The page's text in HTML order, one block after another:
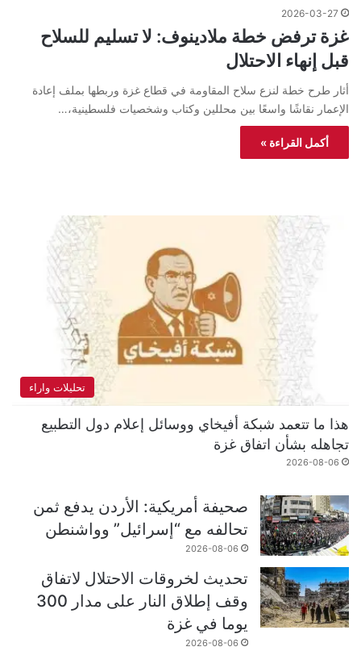
2026-03-27
غزة ترفض خطة ملادينوف: لا تسليم للسلاح
قبل إنهاء الاحتلال
أثار طرح خطة لنزع سلاح المقاومة في قطاع غزة وربطها بملف إعادة
الإعمار نقاشًا واسعًا بين محللين وكتاب وشخصيات فلسطينية،…
أكمل القراءة »
تحليلات واراء
هذا ما تتعمد شبكة أفيخاي ووسائل إعلام دول التطبيع
تجاهله بشأن اتفاق غزة
2026-08-06
صحيفة أمريكية: الأردن يدفع ثمن
تحالفه مع “إسرائيل” وواشنطن
2026-08-06
تحديث لخروقات الاحتلال لاتفاق
وقف إطلاق النار على مدار 300
يوما في غزة
2026-08-06